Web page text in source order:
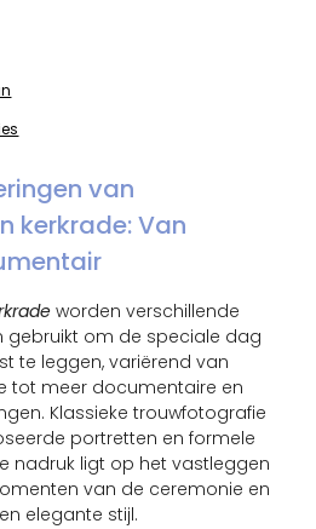
van
kerkrade: Van
worden verschillende
gebruikt om de speciale dag
te leggen, variërend van
tot meer documentaire en
Klassieke trouwfotografie
portretten en formele
nadruk ligt op het vastleggen
van de ceremonie en
elegante stijl.